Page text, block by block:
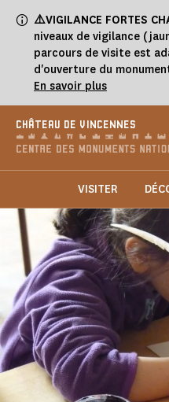
⚠️VIGILANCE FORTES
niveaux de vigilance
parcours de visite est
d'ouverture du
En savoir plus
CHÂTEAU DE VINCENNES
VISITER